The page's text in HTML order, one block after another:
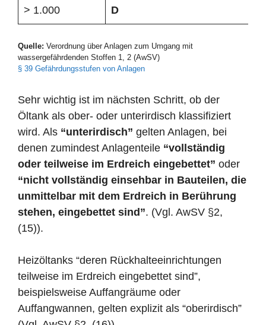
> 1.000 D
Quelle: Verordnung über Anlagen zum Umgang mit
wassergefährdenden Stoffen 1, 2 (AwSV)
§ 39 Gefährdungsstufen von Anlagen
Sehr wichtig ist im nächsten Schritt, ob der
Öltank als ober- oder unterirdisch klassifiziert
wird. Als “unterirdisch” gelten Anlagen, bei
denen zumindest Anlagenteile “vollständig
oder teilweise im Erdreich eingebettet” oder
“nicht vollständig einsehbar in Bauteilen, die
unmittelbar mit dem Erdreich in Berührung
stehen, eingebettet sind”. (Vgl. AwSV §2,
(15)).
Heizöltanks “deren Rückhalteeinrichtungen
teilweise im Erdreich eingebettet sind”,
beispielsweise Auffangräume oder
Auffangwannen, gelten explizit als “oberirdisch”